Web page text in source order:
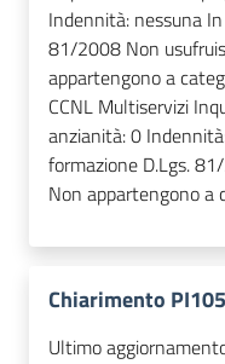
Indennità: nessuna
81/2008 Non
appartengono a
CCNL Multiservizi
anzianità: 0
formazione D.Lgs.
Non appartengono a
Chiarimento
Ultimo